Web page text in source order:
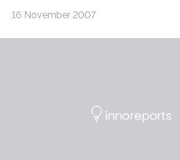
16 November 2007